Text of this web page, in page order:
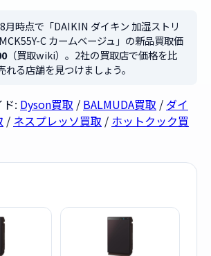
月時点で「DAIKIN ダイキン 加湿ストリ
C カームベージュ」の新品買取価
（買取wiki）。2社の買取店で価格を比
る店舗を見つけましょう。
: Dyson買取 / BALMUDA買取 / ダイ
/ ネスプレッソ買取 / ホットクック買